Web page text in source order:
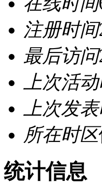
注册时间
最后访问
上次活
上次发
所在时区
统计信息